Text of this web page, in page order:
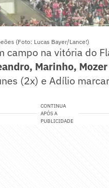
(Foto: Lucas Bayer/Lance!)
campo na vitória do
Marinho,
(2x) e Adílio
CONTINUA
APÓS A
PUBLICIDADE